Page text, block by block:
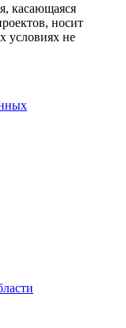
касающаяся
носит
условиях не